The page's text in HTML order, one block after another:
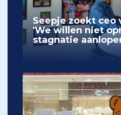
Seepje zoekt ceo
'We willen niet
stagnatie